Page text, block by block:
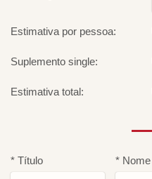
Estimativa por pessoa:
Suplemento single:
Estimativa total:
* Título * Nome